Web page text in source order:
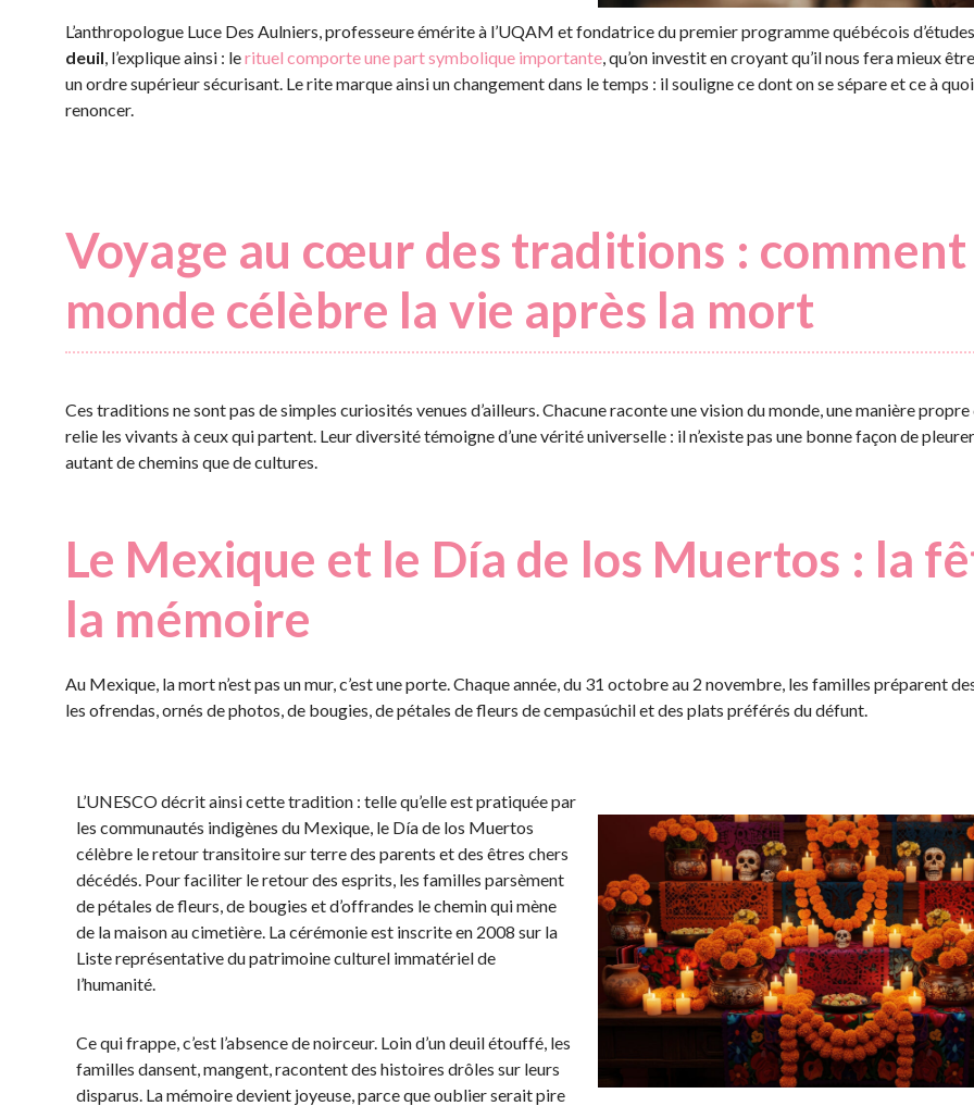
L’anthropologue Luce Des Aulniers, professeure émérite à l’UQAM et fondatrice du premier programme québécois
deuil, l’explique ainsi : lerituel comporte une part symbolique importante, qu’on investit en croyant qu’il nous fera mieux
un ordre supérieur sécurisant. Le rite marque ainsi un changement dans le temps : il souligne ce dont on se sépare et ce à quoi
renoncer.
Voyage au cœur des traditions :
monde célèbre la vie après la mort
Ces traditions ne sont pas de simples curiosités venues d’ailleurs. Chacune raconte une vision du monde, une manière
relie les vivants à ceux qui partent. Leur diversité témoigne d’une vérité universelle : il n’existe pas une bonne façon de
autant de chemins que de cultures.
Le Mexique et le Día de los Muertos : la
la mémoire
Au Mexique, la mort n’est pas un mur, c’est une porte. Chaque année, du 31 octobre au 2 novembre, les familles préparent
les ofrendas, ornés de photos, de bougies, de pétales de fleurs de cempasúchil et des plats préférés du défunt.
L’UNESCO décrit ainsi cette tradition : telle qu’elle est pratiquée par
les communautés indigènes du Mexique, le Día de los Muertos
célèbre le retour transitoire sur terre des parents et des êtres chers
décédés. Pour faciliter le retour des esprits, les familles parsèment
de pétales de fleurs, de bougies et d’offrandes le chemin qui mène
de la maison au cimetière. La cérémonie est inscrite en 2008 sur la
Liste représentative du patrimoine culturel immatériel de
l’humanité.
Ce qui frappe, c’est l’absence de noirceur. Loin d’un deuil étouffé, les
familles dansent, mangent, racontent des histoires drôles sur leurs
disparus. La mémoire devient joyeuse,parce que oublier serait pire